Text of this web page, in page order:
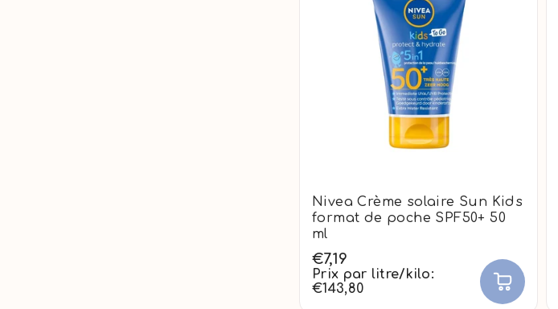
Nivea Crème solaire Sun Kids
format de poche SPF50+ 50
ml
€7,19
Prix par litre/kilo:
€143,80